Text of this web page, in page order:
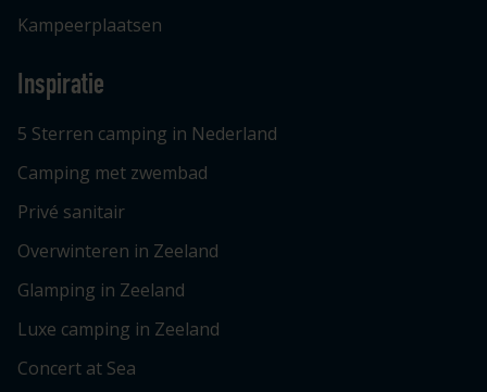
Kampeerplaatsen
Inspiratie
5 Sterren camping in Nederland
Camping met zwembad
Privé sanitair
Overwinteren in Zeeland
Glamping in Zeeland
Luxe camping in Zeeland
Concert at Sea